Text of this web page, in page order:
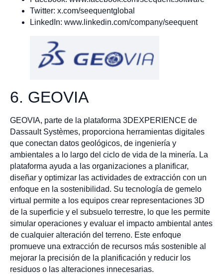
Twitter: x.com/seequentglobal
LinkedIn: www.linkedin.com/company/seequent
6. GEOVIA
GEOVIA, parte de la plataforma 3DEXPERIENCE de
Dassault Systèmes, proporciona herramientas digitales
que conectan datos geológicos, de ingeniería y
ambientales a lo largo del ciclo de vida de la minería. La
plataforma ayuda a las organizaciones a planificar,
diseñar y optimizar las actividades de extracción con un
enfoque en la sostenibilidad. Su tecnología de gemelo
virtual permite a los equipos crear representaciones 3D
de la superficie y el subsuelo terrestre, lo que les permite
simular operaciones y evaluar el impacto ambiental antes
de cualquier alteración del terreno. Este enfoque
promueve una extracción de recursos más sostenible al
mejorar la precisión de la planificación y reducir los
residuos o las alteraciones innecesarias.